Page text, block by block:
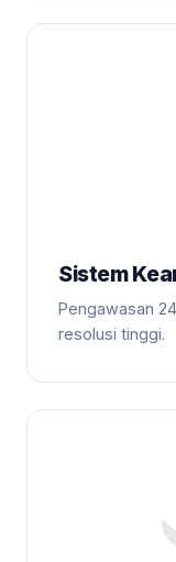
Sistem
Pengawasan
resolusi tinggi.